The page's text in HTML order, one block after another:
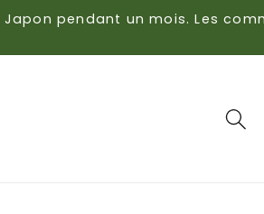
pendant un mois. Les